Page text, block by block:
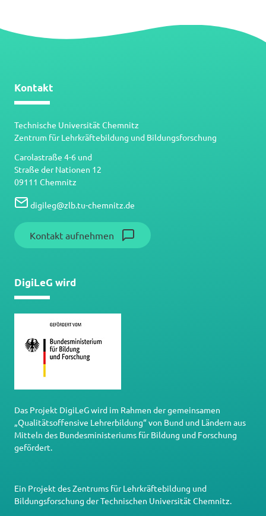
Kontakt
Technische Universität Chemnitz
Zentrum für Lehrkräftebildung und Bildungsforschung
Carolastraße 4-6 und
Straße der Nationen 12
09111 Chemnitz
digileg@zlb.tu-chemnitz.de
Kontakt aufnehmen
DigiLeG wird
Das Projekt DigiLeG wird im Rahmen der gemeinsamen
„Qualitätsoffensive Lehrerbildung“ von Bund und Ländern aus
Mitteln des Bundesministeriums für Bildung und Forschung
gefördert.
Ein Projekt desZentrums für Lehrkräftebildung und
Bildungsforschung derTechnischen Universität Chemnitz.